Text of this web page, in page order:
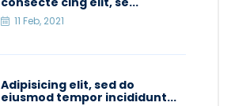
11 Feb, 2021
Adipisicing elit, sed do
eiusmod tempor incididunt...